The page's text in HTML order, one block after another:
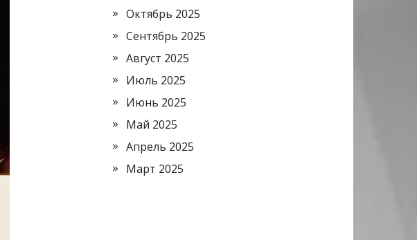
Октябрь 2025
Сентябрь 2025
Август 2025
Июль 2025
Июнь 2025
Май 2025
Апрель 2025
Март 2025